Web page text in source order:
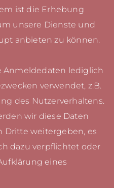
ist die Erhebung
unsere Dienste und
anbieten zu können.
Anmeldedaten lediglich
verwendet, z.B.
des Nutzerverhaltens.
wir diese Daten
Dritte weitergeben, es
dazu verpflichtet oder
eines